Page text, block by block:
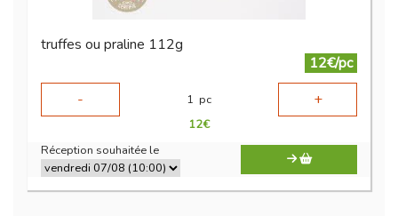
truffes ou praline 112g
12€/pc
-
1 pc +
12€
Réception souhaitée le